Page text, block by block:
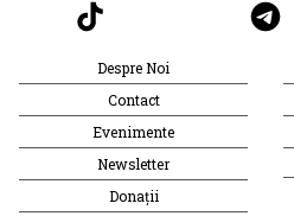
Despre Noi
Contact
Evenimente
Newsletter
Donații